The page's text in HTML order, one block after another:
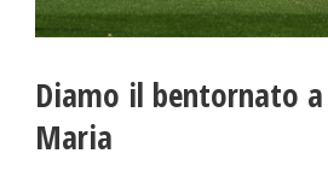
Diamo il bentornato
Maria